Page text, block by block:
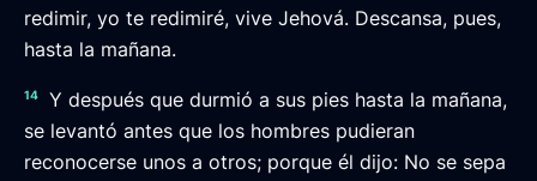
redimir, yo te redimiré, vive Jehová. Descansa, pues,
hasta la mañana.
14
Y después que durmió a sus pies hasta la mañana,
se levantó antes que los hombres pudieran
reconocerse unos a otros; porque él dijo: No se sepa